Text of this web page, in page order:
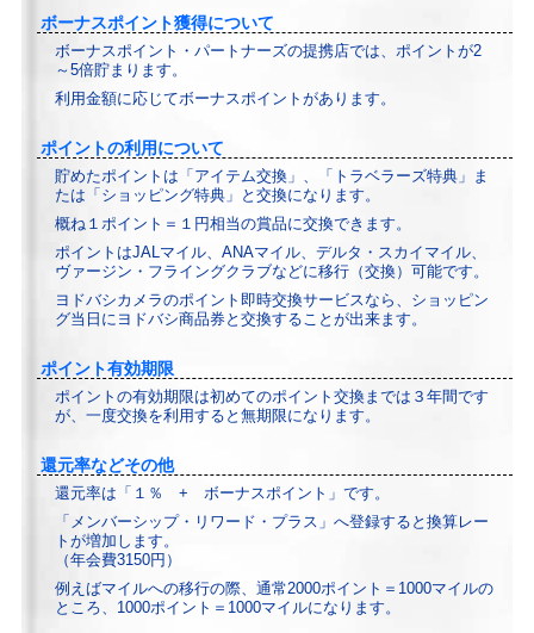
ボーナスポイント獲得について
ボーナスポイント・パートナーズの提携店では、ポイントが2
～5倍貯まります。
利用金額に応じてボーナスポイントがあります。
ポイントの利用について
貯めたポイントは「アイテム交換」、「トラベラーズ特典」ま
たは「ショッピング特典」と交換になります。
概ね１ポイント＝１円相当の賞品に交換できます。
ポイントはJALマイル、ANAマイル、デルタ・スカイマイル、
ヴァージン・フライングクラブなどに移行（交換）可能です。
ヨドバシカメラのポイント即時交換サービスなら、ショッピン
グ当日にヨドバシ商品券と交換することが出来ます。
ポイント有効期限
ポイントの有効期限は初めてのポイント交換までは３年間です
が、一度交換を利用すると無期限になります。
還元率などその他
還元率は「１％ + ボーナスポイント」です。
「メンバーシップ・リワード・プラス」へ登録すると換算レー
トが増加します。
（年会費3150円）
例えばマイルへの移行の際、通常2000ポイント＝1000マイルの
ところ、1000ポイント＝1000マイルになります。